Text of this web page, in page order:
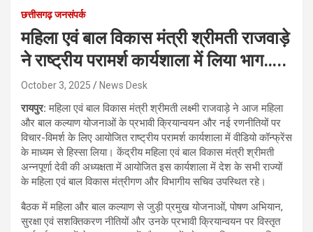
छत्तीसगढ़ जनसंपर्क
महिला एवं बाल विकास मंत्री श्रीमती राजवाड़े
ने राष्ट्रीय परामर्श कार्यशाला में लिया भाग…..
October 3, 2025 News Desk
रायपुर:महिला एवं बाल विकास मंत्री श्रीमती लक्ष्मी राजवाड़े ने आज महिला
और बाल कल्याण योजनाओं के प्रभावी क्रियान्वयन और नई रणनीतियों पर
विचार-विमर्श के लिए आयोजित राष्ट्रीय परामर्श कार्यशाला में वीडियो कॉन्फ्रेंस
के माध्यम से हिस्सा लिया। केंद्रीय महिला एवं बाल विकास मंत्री श्रीमती
अन्नपूर्णा देवी की अध्यक्षता में आयोजित इस कार्यशाला में देश के सभी राज्यों
के महिला एवं बाल विकास मंत्रीगण और विभागीय सचिव उपस्थित रहे।
बैठक में महिला और बाल कल्याण से जुड़ी प्रमुख योजनाओं, पोषण अभियान,
सुरक्षा एवं सशक्तिकरण नीतियों और उनके प्रभावी क्रियान्वयन पर विस्तृत